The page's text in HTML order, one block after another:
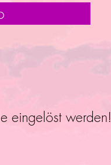
eingelöst werden!